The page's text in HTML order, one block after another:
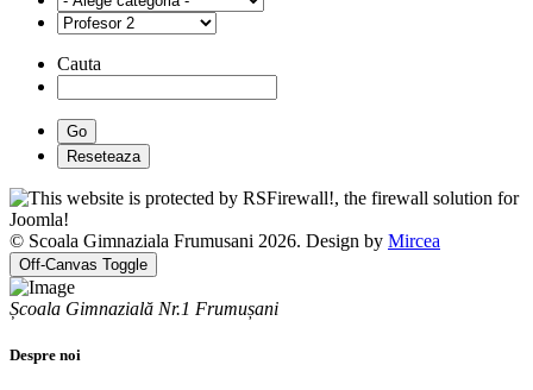
Cauta
© Scoala Gimnaziala Frumusani 2026. Design by Mircea
Off-Canvas Toggle
Școala Gimnazială Nr.1 Frumușani
Despre noi